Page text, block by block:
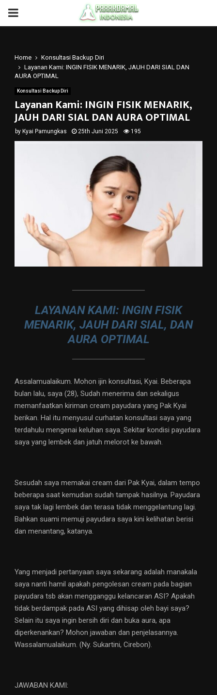
PRIMARY
Home
Konsultasi Backup Diri
Layanan Kami: INGIN FISIK MENARIK, JAUH DARI SIAL DAN
AURA OPTIMAL
Konsultasi Backup Diri
Layanan Kami: INGIN FISIK MENARIK,
JAUH DARI SIAL DAN AURA OPTIMAL
by Kyai Pamungkas 25th Juni 2025 195
LAYANAN KAMI: INGIN FISIK
MENARIK, JAUH DARI SIAL, DAN
AURA OPTIMAL
Assalamualaikum. Mohon ijin konsultasi, Kyai. Beberapa
bulan lalu, saya (28), Sudah menerima dan sekaligus
memanfaatkan kiriman cream payudara yang Pak Kyai
berikan. Hal itu menyusul curhatan konsultasi saya yang
terdahulu mengenai keluhan saya. Sekitar kondisi payudara
saya yang lembek dan jatuh melorot ke bawah.
Sesudah saya memakai cream dari Pak Kyai, dalam tempo
beberapa saat kemudian sudah tampak hasilnya. Payudara
saya tak lagi lembek dan terasa tidak menggelantung lagi.
Bahkan suami memuji payudara saya kini kelihatan berisi
dan menantang, katanya.
Yang menjadi pertanyaan saya sekarang adalah manakala
saya nanti hamil apakah pengolesan cream pada bagian
payudara tsb akan mengganggu kelancaran ASI? Apakah
tidak berdampak pada ASI yang dihisap oleh bayi saya?
Selain itu saya ingin bersih diri dan buka aura, apa
diperkenankan? Mohon jawaban dan penjelasannya.
Wassalamualaikum. (Ny. Sukartini, Cirebon).
JAWABAN KAMI: